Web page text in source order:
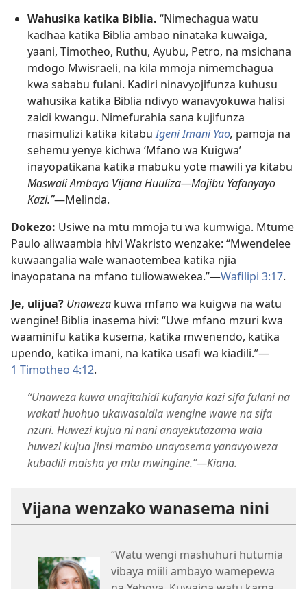
Wahusika katika Biblia. “Nimechagua watu
kadhaa katika Biblia ambao ninataka kuwaiga,
yaani, Timotheo, Ruthu, Ayubu, Petro, na msichana
mdogo Mwisraeli, na kila mmoja nimemchagua
kwa sababu fulani. Kadiri ninavyojifunza kuhusu
wahusika katika Biblia ndivyo wanavyokuwa halisi
zaidi kwangu. Nimefurahia sana kujifunza
masimulizi katika kitabuIgeni Imani Yao, pamoja na
sehemu yenye kichwa ‘Mfano wa Kuigwa’
inayopatikana katika mabuku yote mawili ya kitabu
Maswali Ambayo Vijana Huuliza​—Majibu Yafanyayo
Kazi.”​—Melinda.
Dokezo: Usiwe na mtu mmoja tu wa kumwiga. Mtume
Paulo aliwaambia hivi Wakristo wenzake: “Mwendelee
kuwaangalia wale wanaotembea katika njia
inayopatana na mfano tuliowawekea.”​—Wafilipi 3:​17.
Je, ulijua? Unaweza kuwa mfano wa kuigwa na watu
wengine! Biblia inasema hivi: “Uwe mfano mzuri kwa
waaminifu katika kusema, katika mwenendo, katika
upendo, katika imani, na katika usafi wa kiadili.”​—
1 Timotheo 4:​12.
“Unaweza kuwa unajitahidi kufanyia kazi sifa fulani na
wakati huohuo ukawasaidia wengine wawe na sifa
nzuri. Huwezi kujua ni nani anayekutazama wala
huwezi kujua jinsi mambo unayosema yanavyoweza
kubadili maisha ya mtu mwingine.”​—Kiana.
Vijana wenzako wanasema nini
“Watu wengi mashuhuri hutumia
vibaya miili ambayo wamepewa